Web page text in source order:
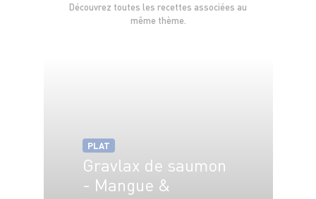
Découvrez toutes les recettes associées au
même thème.
PLAT
Gravlax de saumon
- Mangue &